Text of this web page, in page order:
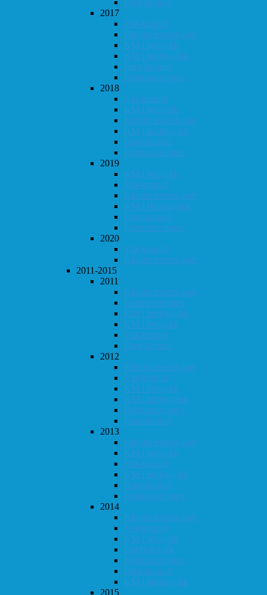
2017
Vår-konrad
Klubbmesterskapet
KM i lynsjakk
KM i hurtigsjakk
Høst-konrad
Høstturneringen
2018
Vår-konrad
KM i lynsjakk
Klubbmesterskapet
KM i hurtigsjakk
Høst-konrad
Høstturneringen
2019
KM i lynsjakk
Vår-konrad
Klubbmesterskapet
KM i Hurtigsjakk
Høst-konrad
Høstturneringen
2020
Vår-konrad
Klubbmesterskapet
2011-2015
2011
Klubbmesterskapet
Høstturneringen
KM i hurtigsjakk
KM i lynsjakk
Vår-konrad
Høst-konrad
2012
Klubbmesterskapet
Vår-konrad
KM i lynsjakk
KM i hurtigsjakk
Høstturneringen
Høst-konrad
2013
Klubbmesterskapet
KM i lynsjakk
Vår-konrad
KM i hurtigsjakk
Høst-konrad
Høstturneringen
2014
Klubbmesterskapet
Vår-konrad
KM i lynsjakk
Dobbeltsjakk
Høstturneringen
Høst-konrad
KM i hurtigsjakk
2015